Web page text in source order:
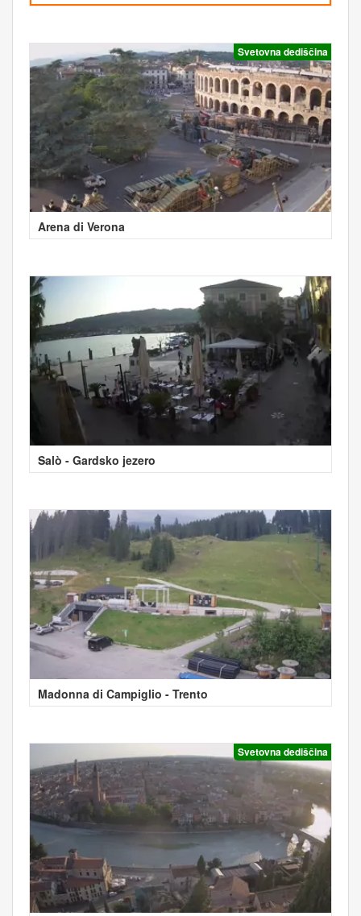
Svetovna dediščina
Arena di Verona
Salò - Gardsko jezero
Madonna di Campiglio - Trento
Svetovna dediščina